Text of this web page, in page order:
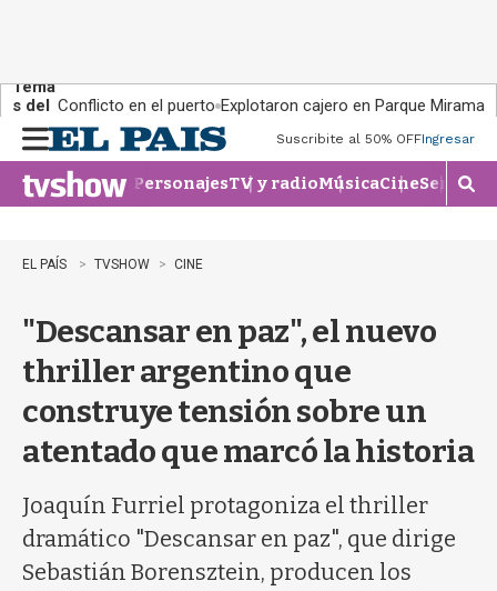
Tema
s del
día:
Conflicto en el puerto Explotaron cajero en Parque Miramar
n
u
Suscribite al 50% OFFIngresar
PersonajesTV y radioMúsicaCineSeries
M
o
e
EL PAÍS TVSHOW CINE
"Descansar en paz", el nuevo
thriller argentino que
construye tensión sobre un
atentado que marcó la historia
Joaquín Furriel protagoniza el thriller
dramático "Descansar en paz", que dirige
Sebastián Borensztein, producen los